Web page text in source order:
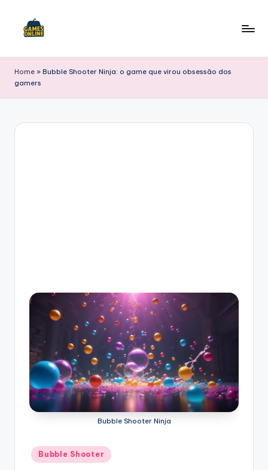
B
Home » Bubble Shooter Ninja: o game que virou obsessão dos
gamers
Bubble Shooter Ninja
Posted
in
Bubble Shooter